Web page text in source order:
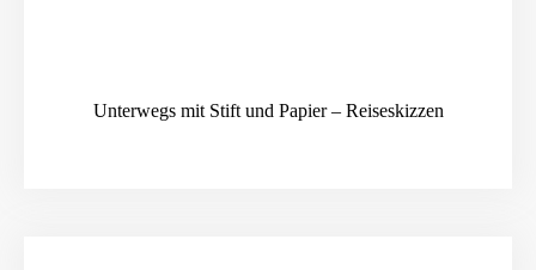
Unterwegs mit Stift und Papier – Reiseskizzen